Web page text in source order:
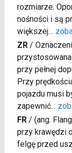
rozmiarze.
nośności i są
większej...
ZR/
przy pełnej
Przy
pojazdu musi
zapewnić...
FR/ (ang.
przy krawędzi
felgę przed